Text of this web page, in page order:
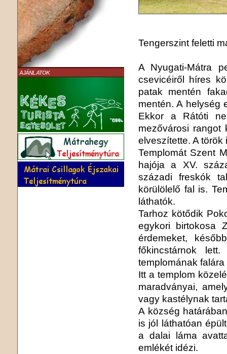
AJÁNLATOK
Tengerszint feletti
A Nyugati-Mátra
csevicéiről híres
patak mentén
mentén. A helység
Ekkor a Rátóti
mezővárosi
elveszítette. A
Templomát Szent
hajója a XV.
századi freskók
körülölelő fal is.
láthatók.
Tarhoz kötődik
egykori birtokosa
érdemeket,
főkincstárnok
templomának
Itt a templom
maradványai,
vagy kastélynak
A község
is jól láthatóan
a dalai láma
emlékét idézi.